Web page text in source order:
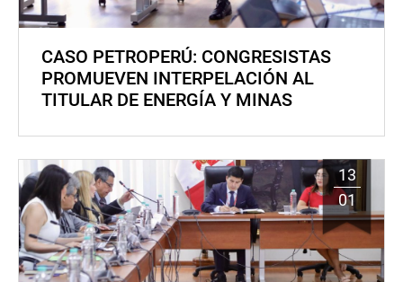
CASO PETROPERÚ: CONGRESISTAS
PROMUEVEN INTERPELACIÓN AL
TITULAR DE ENERGÍA Y MINAS
13
01